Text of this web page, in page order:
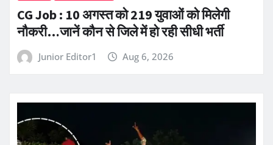
CG Job : 10 अगस्त को 219 युवाओं को मिलेगी
नौकरी…जानें कौन से जिले में हो रही सीधी भर्ती
Junior Editor1 Aug 6, 2026